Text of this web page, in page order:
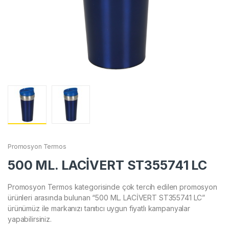
Promosyon Termos
500 ML. LACİVERT ST355741 LC
Promosyon Termos kategorisinde çok tercih edilen promosyon
ürünleri arasında bulunan “500 ML. LACİVERT ST355741 LC”
ürünümüz ile markanızı tanıtıcı uygun fiyatlı kampanyalar
yapabilirsiniz.